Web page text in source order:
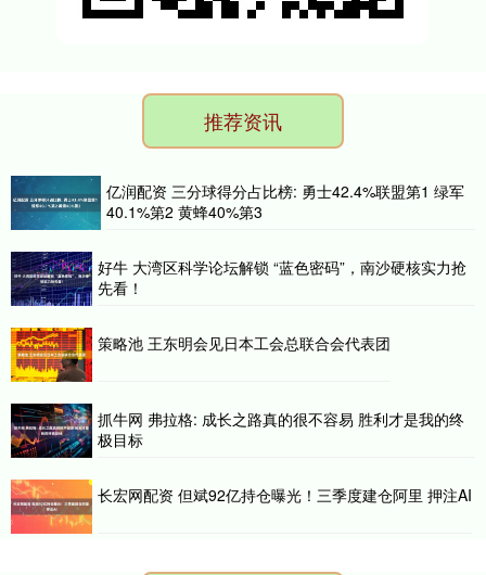
推荐资讯
亿润配资 三分球得分占比榜: 勇士42.4%联盟第1 绿军
40.1%第2 黄蜂40%第3
好牛 大湾区科学论坛解锁 “蓝色密码”，南沙硬核实力抢
先看！
策略池 王东明会见日本工会总联合会代表团
抓牛网 弗拉格: 成长之路真的很不容易 胜利才是我的终
极目标
长宏网配资 但斌92亿持仓曝光！三季度建仓阿里 押注AI